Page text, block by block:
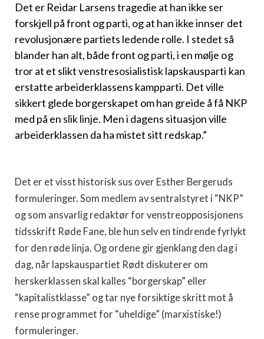
Det er Reidar Larsens tragedie at han ikke ser
forskjell på front og parti, og at han ikke innser det
revolusjonære partiets ledende rolle. I stedet så
blander han alt, både front og parti, i en mølje og
tror at et slikt venstresosialistisk lapskausparti kan
erstatte arbeiderklassens kampparti. Det ville
sikkert glede borgerskapet om han greide å få NKP
med på en slik linje. Men i dagens situasjon ville
arbeiderklassen da ha mistet sitt redskap.”
Det er et visst historisk sus over Esther Bergeruds
formuleringer. Som medlem av sentralstyret i “NKP”
og som ansvarlig redaktør for venstreopposisjonens
tidsskrift Røde Fane, ble hun selv en tindrende fyrlykt
for den røde linja. Og ordene gir gjenklang den dag i
dag, når lapskauspartiet Rødt diskuterer om
herskerklassen skal kalles “borgerskap” eller
“kapitalistklasse” og tar nye forsiktige skritt mot å
rense programmet for “uheldige” (marxistiske!)
formuleringer.